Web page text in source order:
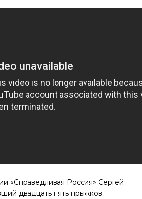
«Справедливая Россия» Сергей
двадцать пять прыжков